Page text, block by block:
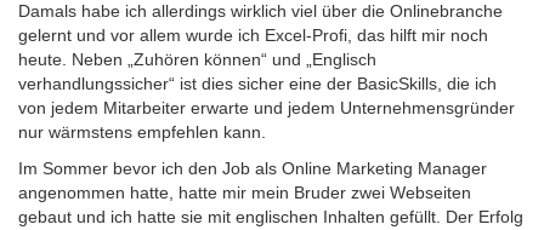
Damals habe ich allerdings wirklich viel über die Onlinebranche
gelernt und vor allem wurde ich Excel-­Profi, das hilft mir noch
heute. Neben „Zuhören können“ und „Englisch
verhandlungssicher“ ist dies sicher eine der Basic­Skills, die ich
von jedem Mitarbeiter erwarte und jedem Unternehmensgründer
nur wärmstens empfehlen kann.
Im Sommer bevor ich den Job als Online Marketing Manager
angenommen hatte, hatte mir mein Bruder zwei Webseiten
gebaut und ich hatte sie mit englischen Inhalten gefüllt. Der Erfolg